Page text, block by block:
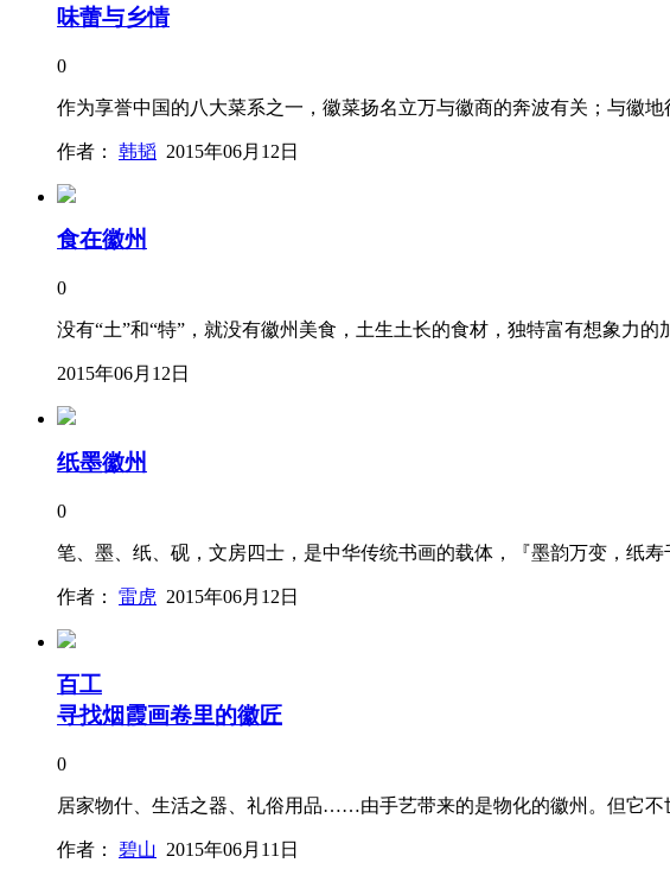
味蕾与乡情
0
作为享誉中国的八大菜系之一，徽菜扬名立万与徽商的奔波有关；与
作者： 韩韬 2015年06月12日
食在徽州
0
没有“土”和“特”，就没有徽州美食，土生土长的食材，独特富有想象
2015年06月12日
纸墨徽州
0
笔、墨、纸、砚，文房四士，是中华传统书画的载体，『墨韵万变，纸
作者： 雷虎 2015年06月12日
百工
寻找烟霞画卷里的徽匠
0
居家物什、生活之器、礼俗用品……由手艺带来的是物化的徽州。但它
作者： 碧山 2015年06月11日